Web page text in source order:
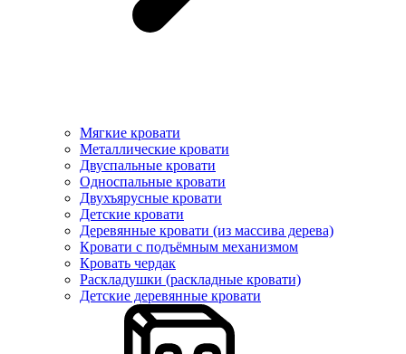
Мягкие кровати
Металлические кровати
Двуспальные кровати
Односпальные кровати
Двухъярусные кровати
Детские кровати
Деревянные кровати (из массива дерева)
Кровати с подъёмным механизмом
Кровать чердак
Раскладушки (раскладные кровати)
Детские деревянные кровати